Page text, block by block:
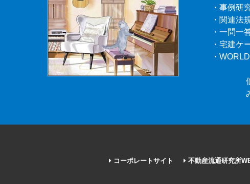
・事例研
・関連法
・一問一
・宅建ケ
・
コーポレートサイト
不動産流通研究所